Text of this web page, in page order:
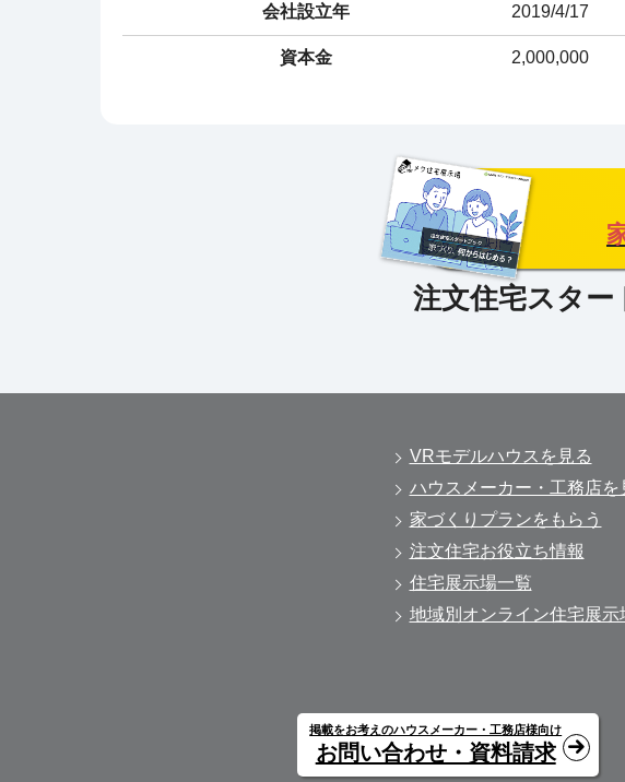
会社設立年 2019/4/17
資本金 2,000,000
VRモデルハウスを見る
ハウスメーカー・工務店を
家づくりプランをもらう
注文住宅お役立ち情報
住宅展示場一覧
地域別オンライン住宅展示
掲載をお考えのハウスメーカー・工務店様向け
お問い合わせ・資料請求